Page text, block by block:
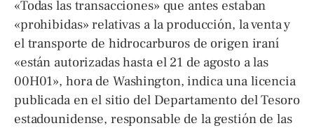
«Todas las transacciones» que antes estaban
«prohibidas» relativas a la producción, la venta y
el transporte de hidrocarburos de origen iraní
«están autorizadas hasta el 21 de agosto a las
00H01», hora de Washington, indica una licencia
publicada en el sitio del Departamento del Tesoro
estadounidense, responsable de la gestión de las